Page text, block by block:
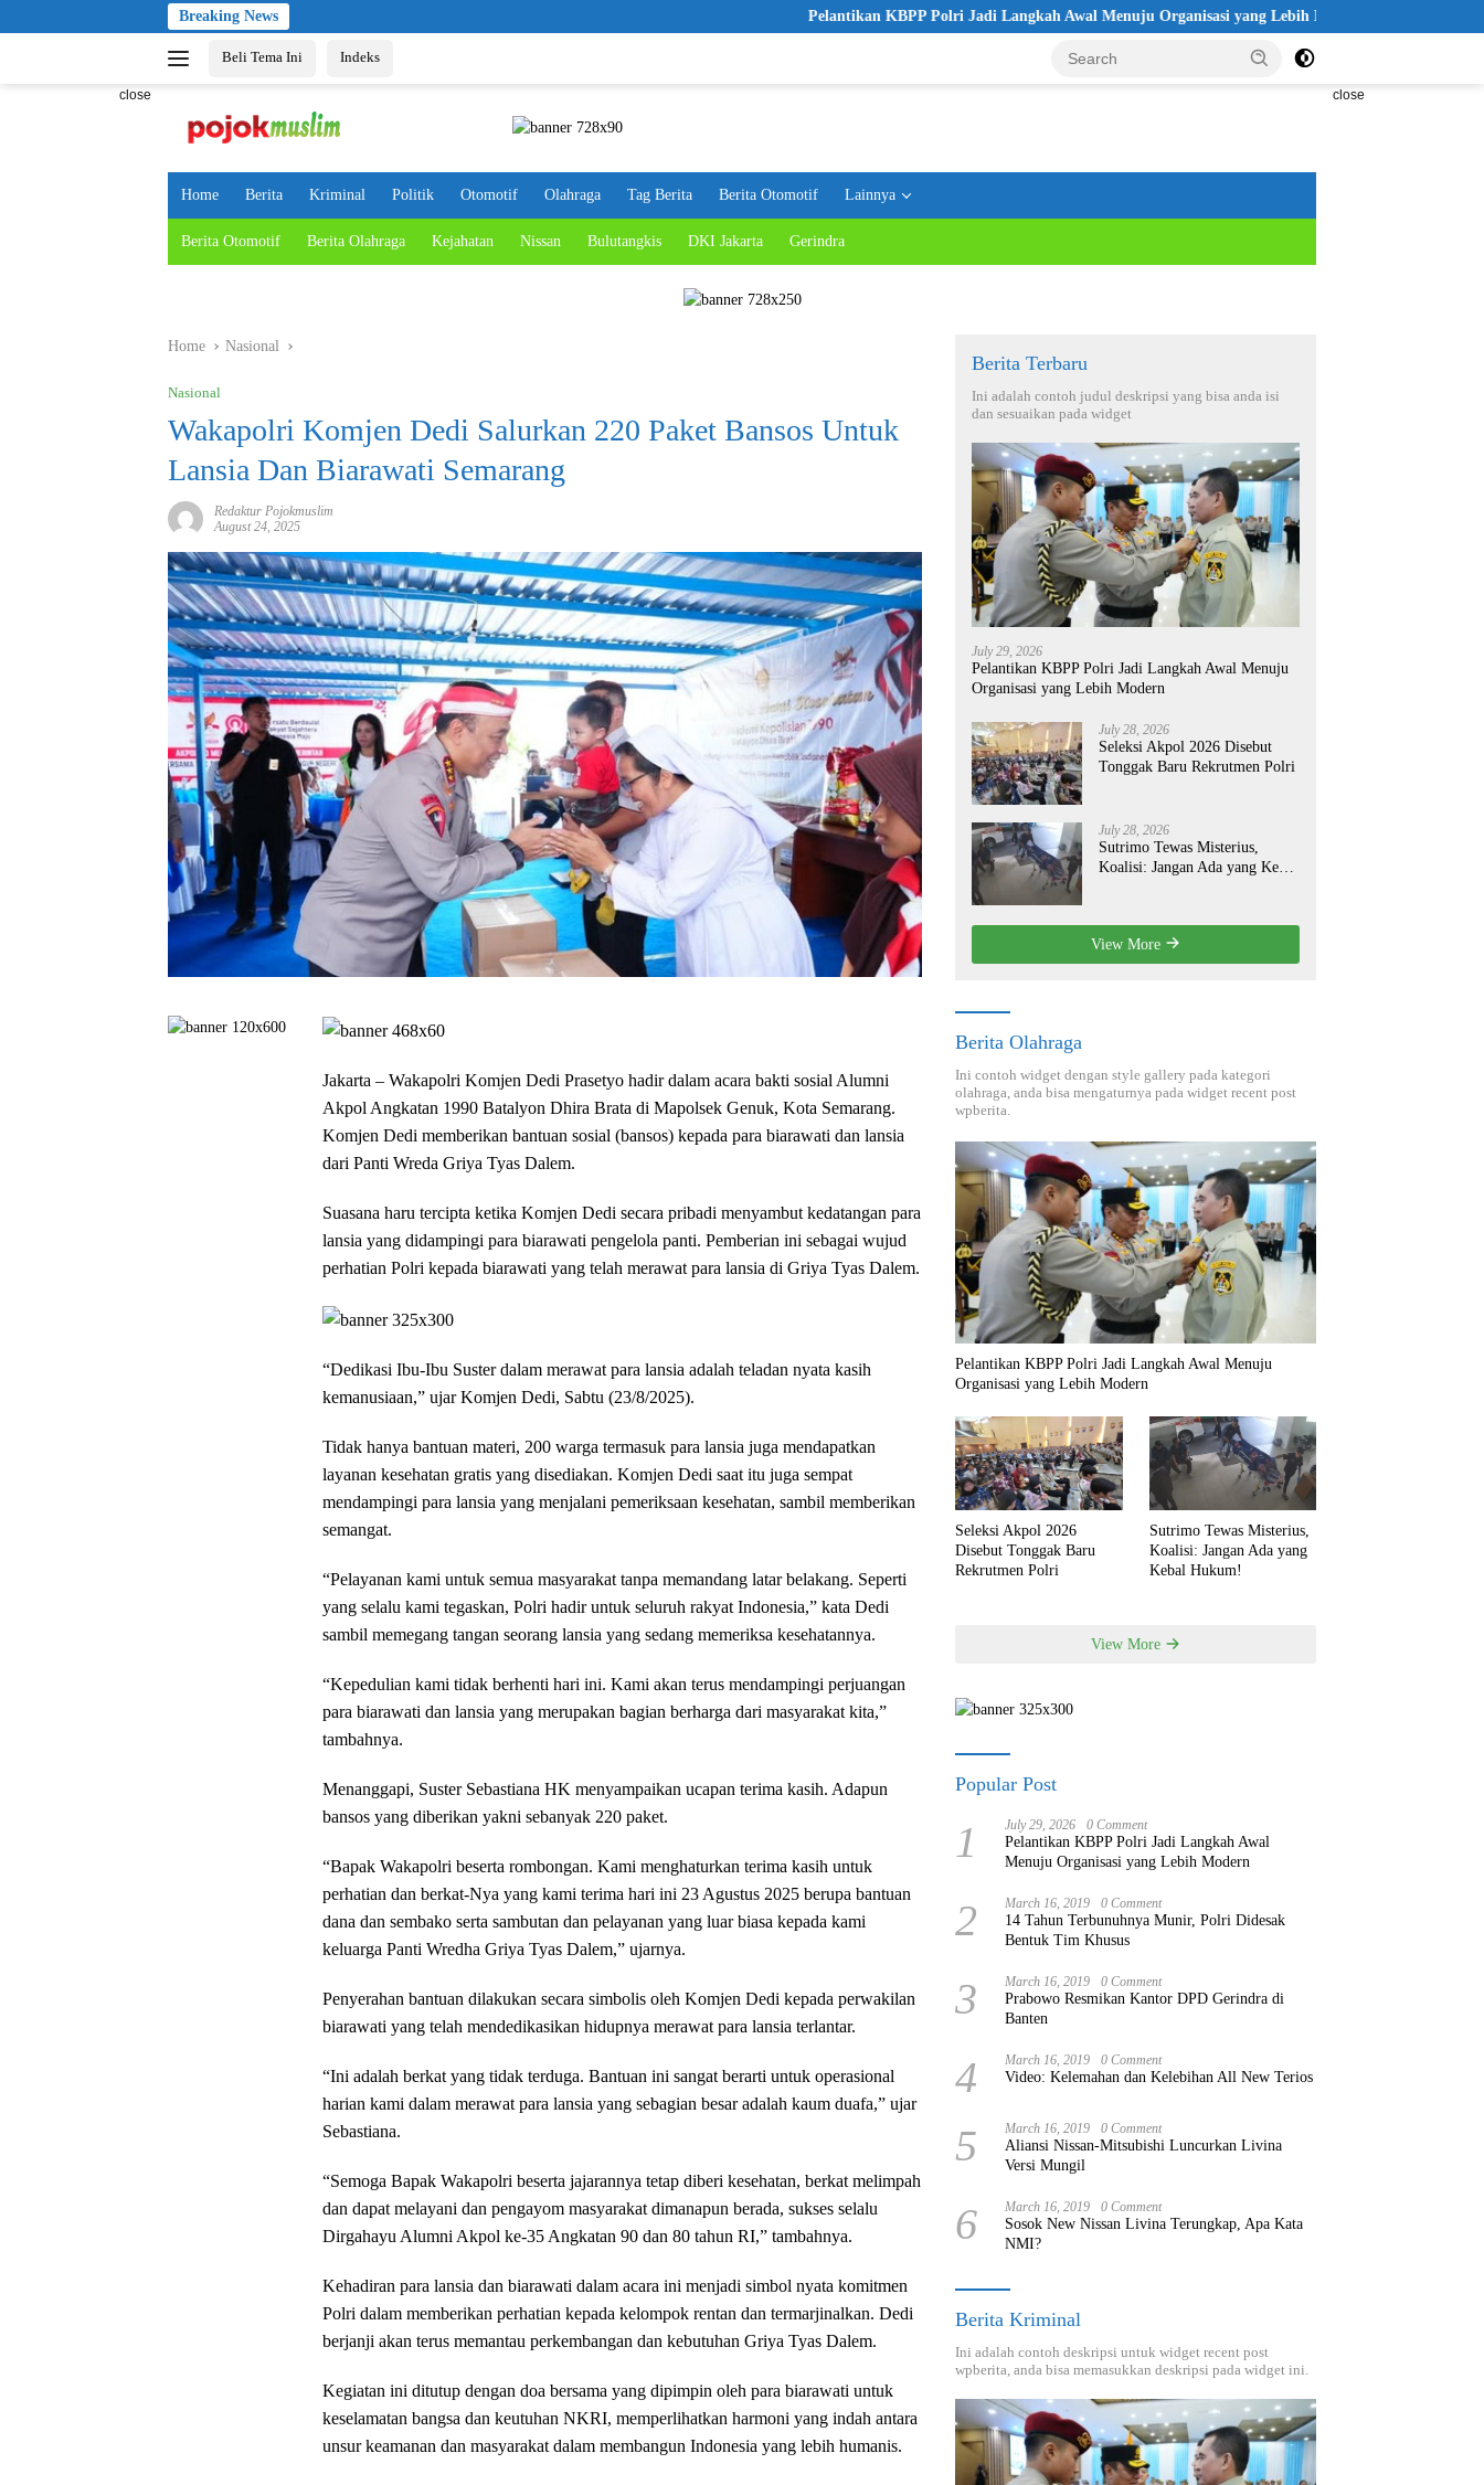
to
Breaking News Pelantikan KBPP Polri Jadi Langkah Awal Menuju Organisasi yang Lebih Modern
Beli Tema Ini Indeks
close close
Home Berita Kriminal Politik Otomotif Olahraga Tag Berita Berita Otomotif Lainnya
Berita Otomotif Berita Olahraga Kejahatan Nissan Bulutangkis DKI Jakarta Gerindra
Home Nasional
Nasional
Wakapolri Komjen Dedi Salurkan 220 Paket Bansos Untuk
Lansia Dan Biarawati Semarang
Redaktur Pojokmuslim
August 24, 2025
Jakarta – Wakapolri Komjen Dedi Prasetyo hadir dalam acara bakti sosial Alumni
Akpol Angkatan 1990 Batalyon Dhira Brata di Mapolsek Genuk, Kota Semarang.
Komjen Dedi memberikan bantuan sosial (bansos) kepada para biarawati dan lansia
dari Panti Wreda Griya Tyas Dalem.
Suasana haru tercipta ketika Komjen Dedi secara pribadi menyambut kedatangan para
lansia yang didampingi para biarawati pengelola panti. Pemberian ini sebagai wujud
perhatian Polri kepada biarawati yang telah merawat para lansia di Griya Tyas Dalem.
“Dedikasi Ibu-Ibu Suster dalam merawat para lansia adalah teladan nyata kasih
kemanusiaan,” ujar Komjen Dedi, Sabtu (23/8/2025).
Tidak hanya bantuan materi, 200 warga termasuk para lansia juga mendapatkan
layanan kesehatan gratis yang disediakan. Komjen Dedi saat itu juga sempat
mendampingi para lansia yang menjalani pemeriksaan kesehatan, sambil memberikan
semangat.
“Pelayanan kami untuk semua masyarakat tanpa memandang latar belakang. Seperti
yang selalu kami tegaskan, Polri hadir untuk seluruh rakyat Indonesia,” kata Dedi
sambil memegang tangan seorang lansia yang sedang memeriksa kesehatannya.
“Kepedulian kami tidak berhenti hari ini. Kami akan terus mendampingi perjuangan
para biarawati dan lansia yang merupakan bagian berharga dari masyarakat kita,”
tambahnya.
Menanggapi, Suster Sebastiana HK menyampaikan ucapan terima kasih. Adapun
bansos yang diberikan yakni sebanyak 220 paket.
“Bapak Wakapolri beserta rombongan. Kami menghaturkan terima kasih untuk
perhatian dan berkat-Nya yang kami terima hari ini 23 Agustus 2025 berupa bantuan
dana dan sembako serta sambutan dan pelayanan yang luar biasa kepada kami
keluarga Panti Wredha Griya Tyas Dalem,” ujarnya.
Penyerahan bantuan dilakukan secara simbolis oleh Komjen Dedi kepada perwakilan
biarawati yang telah mendedikasikan hidupnya merawat para lansia terlantar.
“Ini adalah berkat yang tidak terduga. Bantuan ini sangat berarti untuk operasional
harian kami dalam merawat para lansia yang sebagian besar adalah kaum duafa,” ujar
Sebastiana.
“Semoga Bapak Wakapolri beserta jajarannya tetap diberi kesehatan, berkat melimpah
dan dapat melayani dan pengayom masyarakat dimanapun berada, sukses selalu
Dirgahayu Alumni Akpol ke-35 Angkatan 90 dan 80 tahun RI,” tambahnya.
Kehadiran para lansia dan biarawati dalam acara ini menjadi simbol nyata komitmen
Polri dalam memberikan perhatian kepada kelompok rentan dan termarjinalkan. Dedi
berjanji akan terus memantau perkembangan dan kebutuhan Griya Tyas Dalem.
Kegiatan ini ditutup dengan doa bersama yang dipimpin oleh para biarawati untuk
keselamatan bangsa dan keutuhan NKRI, memperlihatkan harmoni yang indah antara
unsur keamanan dan masyarakat dalam membangun Indonesia yang lebih humanis.
Berita Terbaru
Ini adalah contoh judul deskripsi yang bisa anda isi
dan sesuaikan pada widget
July 29, 2026
Pelantikan KBPP Polri Jadi Langkah Awal Menuju
Organisasi yang Lebih Modern
July 28, 2026
Seleksi Akpol 2026 Disebut
Tonggak Baru Rekrutmen Polri
July 28, 2026
Sutrimo Tewas Misterius,
Koalisi: Jangan Ada yang Kebal
View More
Berita Olahraga
Ini contoh widget dengan style gallery pada kategori
olahraga, anda bisa mengaturnya pada widget recent post
wpberita.
Pelantikan KBPP Polri Jadi Langkah Awal Menuju
Organisasi yang Lebih Modern
Seleksi Akpol 2026
Disebut Tonggak Baru
Rekrutmen Polri
Sutrimo Tewas Misterius,
Koalisi: Jangan Ada yang
Kebal Hukum!
View More
Popular Post
1 July 29, 2026 0 Comment
Pelantikan KBPP Polri Jadi Langkah Awal
Menuju Organisasi yang Lebih Modern
2 March 16, 2019 0 Comment
14 Tahun Terbunuhnya Munir, Polri Didesak
Bentuk Tim Khusus
3 March 16, 2019 0 Comment
Prabowo Resmikan Kantor DPD Gerindra di
Banten
4 March 16, 2019 0 Comment
Video: Kelemahan dan Kelebihan All New Terios
5 March 16, 2019 0 Comment
Aliansi Nissan-Mitsubishi Luncurkan Livina
Versi Mungil
6 March 16, 2019 0 Comment
Sosok New Nissan Livina Terungkap, Apa Kata
NMI?
Berita Kriminal
Ini adalah contoh deskripsi untuk widget recent post
wpberita, anda bisa memasukkan deskripsi pada widget ini.